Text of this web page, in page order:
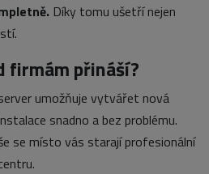
Díky tomu ušetří nejen
firmám přináší?
umožňuje vytvářet nová
snadno a bez problému.
se místo vás starají profesionální